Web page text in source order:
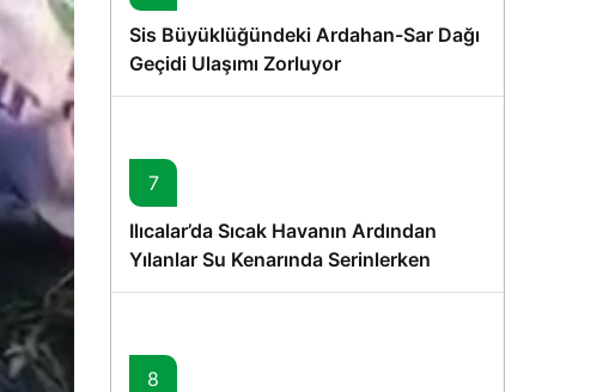
Sis Büyüklüğündeki Ardahan-Sar Dağı
Geçidi Ulaşımı Zorluyor
7
Ilıcalar’da Sıcak Havanın Ardından
Yılanlar Su Kenarında Serinlerken
Görüntülendi
8